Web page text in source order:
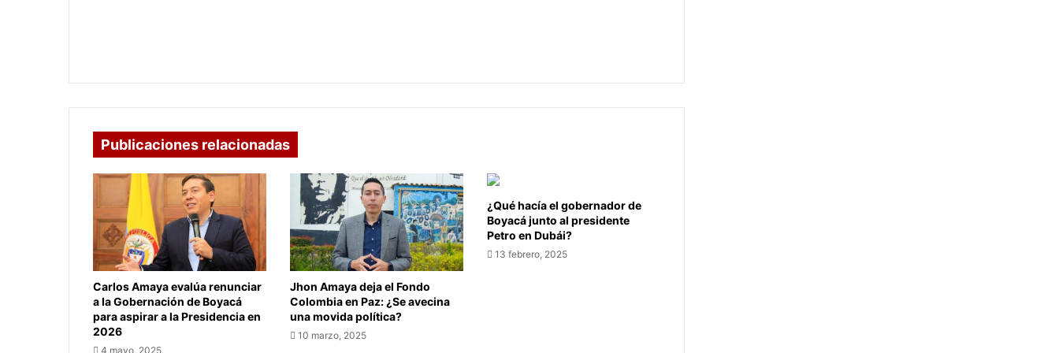
Publicaciones relacionadas
Carlos Amaya evalúa renunciar
a la Gobernación de Boyacá
para aspirar a la Presidencia en
2026
4 mayo, 2025
Jhon Amaya deja el Fondo
Colombia en Paz: ¿Se avecina
una movida política?
10 marzo, 2025
¿Qué hacía el gobernador de
Boyacá junto al presidente
Petro en Dubái?
13 febrero, 2025